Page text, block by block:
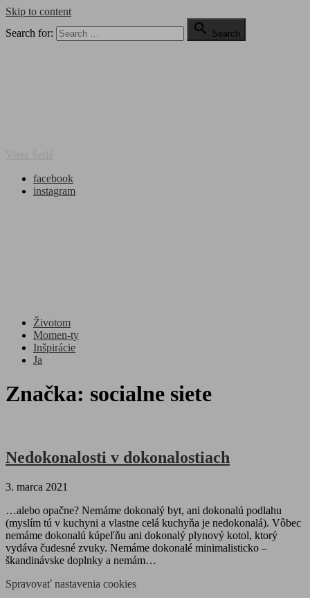
Skip to content
Search for:
 Search
facebook
instagram
Životom
Momen-ty
Inšpirácie
Ja
Značka: socialne siete
Nedokonalosti v dokonalostiach
3. marca 2021
…alebo opačne? Nemáme dokonalý byt, ani dokonalú podlahu
(myslím tú v kuchyni a vlastne celá kuchyňa je nedokonalá). Vôbec
nemáme dokonalú kúpeľňu ani dokonalý plynový kotol, ktorý
vydáva čudesné zvuky. Nemáme dokonalé minimalisticko –
škandinávske doplnky a nemám…
Spravovať nastavenia cookies